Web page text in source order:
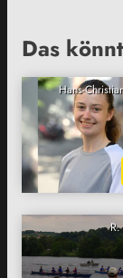
Das
Hans-